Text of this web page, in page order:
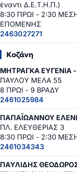
έναντι Δ.Ε.Τ.Η.Π.)
8:30 ΠΡΩΙ - 2:30
ΕΠΟΜΕΝΗΣ
2463027271
Κοζάνη
ΜΗΤΡΑΓΚΑ ΕΥΓΕΝΙΑ
ΠΑΥΛΟΥ ΜΕΛΑ 55
8 ΠΡΩΙ - 9 ΒΡΑΔΥ
2461025984
ΠΑΠΑΪΩΑΝΝΟΥ
ΠΛ. ΕΛΕΥΘΕΡΙΑΣ 3
8:30 ΠΡΩΙ - 2:30
2461034343
ΠΑΥΛΙΔΗΣ